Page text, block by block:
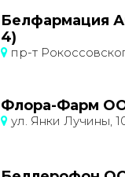
Белфармация
4)
пр-т
Флора-Фарм
ул. Янки Лучины,